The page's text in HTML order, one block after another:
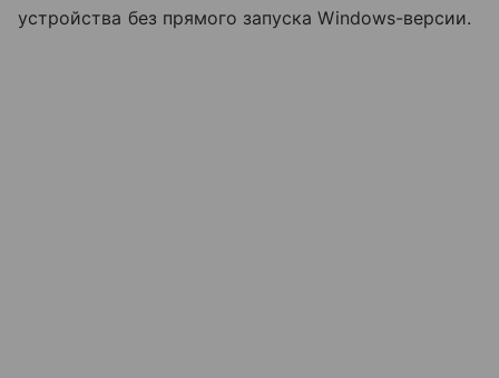
устройства без прямого запуска Windows-версии.